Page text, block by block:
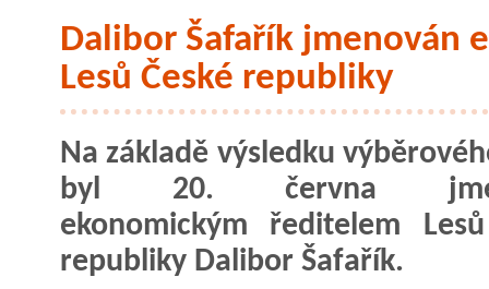
Dalibor Šafařík jmenován
Lesů České republiky
Na základě výsledku
byl 20. června
ekonomickým ředitelem
republiky Dalibor Šafařík.